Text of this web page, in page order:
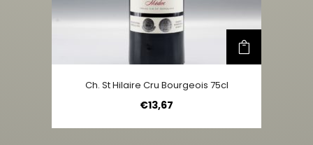
Ch. St Hilaire Cru Bourgeois 75cl
€13,67